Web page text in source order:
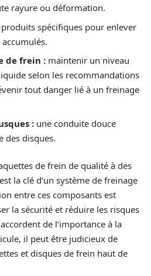
rayure ou déformation.
spécifiques pour enlever
de frein : maintenir un niveau
selon les recommandations
tout danger lié à un freinage
: une conduite douce
des disques.
de frein de qualité à des
la clé d’un système de freinage
entre ces composants est
la sécurité et réduire les risques
de l’importance à la
il peut être judicieux de
et disques de frein haut de